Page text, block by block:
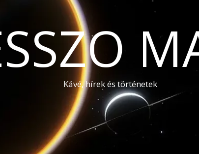
Kávé, hírek és történetek